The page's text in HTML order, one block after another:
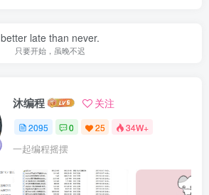
better late than never.
只要开始，虽晚不迟
沐编程 关注
2095 0 25 34W+
一起编程摇摆